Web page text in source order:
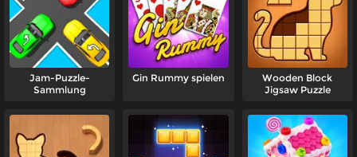
Jam-Puzzle-
Sammlung
Gin Rummy spielen
Wooden Block
Jigsaw Puzzle